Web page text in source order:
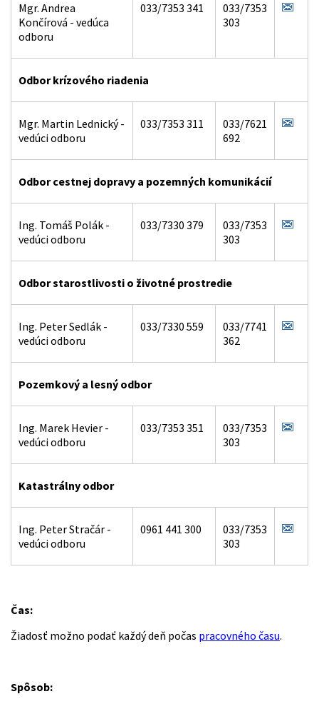
Mgr. Andrea
Končírová - vedúca
odboru
033/7353 341
033/7353
303
Odbor krízového riadenia
Mgr. Martin Lednický -
vedúci odboru
033/7353 311
033/7621
692
Odbor cestnej dopravy a pozemných komunikácií
Ing. Tomáš Polák -
vedúci odboru
033/7330 379
033/7353
303
Odbor starostlivosti o životné prostredie
Ing. Peter Sedlák -
vedúci odboru
033/7330 559
033/7741
362
Pozemkový a lesný odbor
Ing. Marek Hevier -
vedúci odboru
033/7353 351
033/7353
303
Katastrálny odbor
Ing. Peter Stračár -
vedúci odboru
0961 441 300
033/7353
303
Čas:
Žiadosť možno podať každý deň počas pracovného času.
Spôsob: